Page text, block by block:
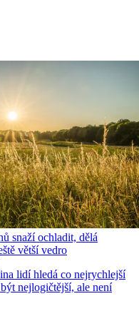
snaží ochladit, dělá
větší vedro
lidí hledá co nejrychlejší
nejlogičtější, ale není